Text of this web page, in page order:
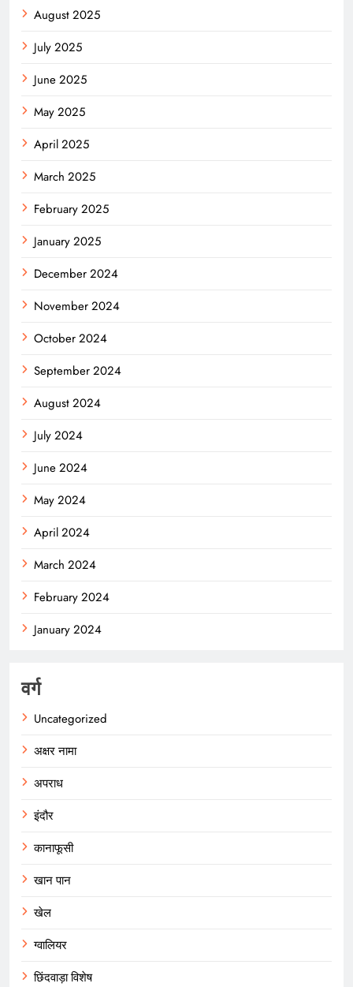
August 2025
July 2025
June 2025
May 2025
April 2025
March 2025
February 2025
January 2025
December 2024
November 2024
October 2024
September 2024
August 2024
July 2024
June 2024
May 2024
April 2024
March 2024
February 2024
January 2024
वर्ग
Uncategorized
अक्षर नामा
अपराध
इंदौर
कानाफूसी
खान पान
खेल
ग्वालियर
छिंदवाड़ा विशेष